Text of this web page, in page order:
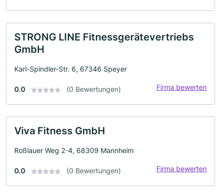
STRONG LINE Fitnessgerätevertriebs
GmbH
Karl-Spindler-Str. 6, 67346 Speyer
0.0 (0 Bewertungen) Firma bewerten
Viva Fitness GmbH
Roßlauer Weg 2-4, 68309 Mannheim
0.0 (0 Bewertungen) Firma bewerten